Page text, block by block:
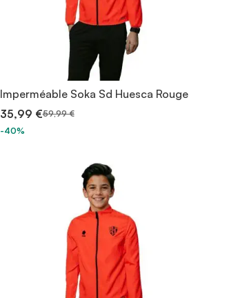
Imperméable Soka Sd Huesca Rouge
35,99 €59,99 €
-40%